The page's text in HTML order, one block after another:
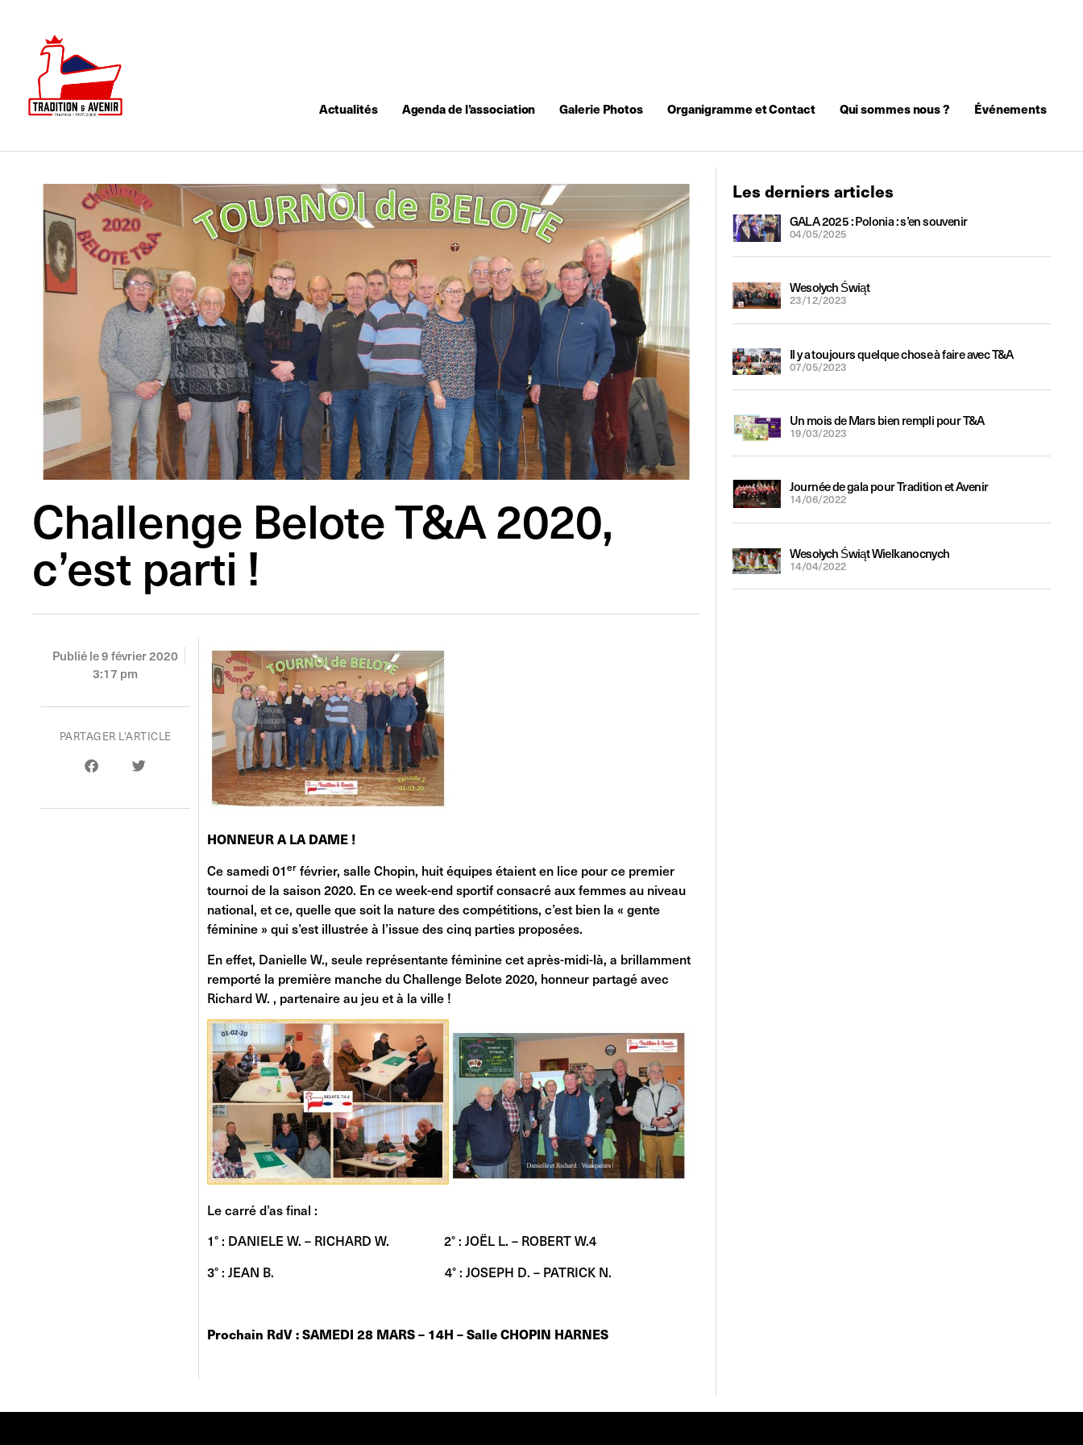
Actualités Agenda de l’association Galerie Photos Organigramme et Contact Qui sommes nous ? Événements
Challenge Belote T&A 2020,
c’est parti !
Publié le9 février 2020
3:17 pm
PARTAGER L'ARTICLE
HONNEUR A LA DAME !
Ce samedi 01er février, salle Chopin, huit équipes étaient en lice pour ce premier
tournoi de la saison 2020. En ce week-end sportif consacré aux femmes au niveau
national, et ce, quelle que soit la nature des compétitions, c’est bien la « gente
féminine » qui s’est illustrée à l’issue des cinq parties proposées.
En effet, Danielle W., seule représentante féminine cet après-midi-là, a brillamment
remporté la première manche du Challenge Belote 2020, honneur partagé avec
Richard W. , partenaire au jeu et à la ville !
Le carré d’as final :
1° : DANIELE W. – RICHARD W. 2° : JOËL L. – ROBERT W.4
3° : JEAN B. 4° : JOSEPH D. – PATRICK N.
Prochain RdV : SAMEDI 28 MARS – 14H – Salle CHOPIN HARNES
Les derniers articles
GALA 2025 : Polonia : s’en souvenir
04/05/2025
Wesołych Świąt
23/12/2023
Il y a toujours quelque chose à faire avec T&A
07/05/2023
Un mois de Mars bien rempli pour T&A
19/03/2023
Journée de gala pour Tradition et Avenir
14/06/2022
Wesołych Świąt Wielkanocnych
14/04/2022